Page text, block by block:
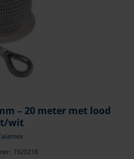
– 20 meter met lood
wit
1920218